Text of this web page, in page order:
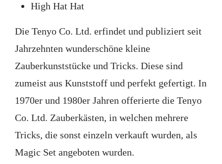
High Hat Hat
Die Tenyo Co. Ltd. erfindet und publiziert seit
Jahrzehnten wunderschöne kleine
Zauberkunststücke und Tricks. Diese sind
zumeist aus Kunststoff und perfekt gefertigt. In
1970er und 1980er Jahren offerierte die Tenyo
Co. Ltd. Zauberkästen, in welchen mehrere
Tricks, die sonst einzeln verkauft wurden, als
Magic Set angeboten wurden.